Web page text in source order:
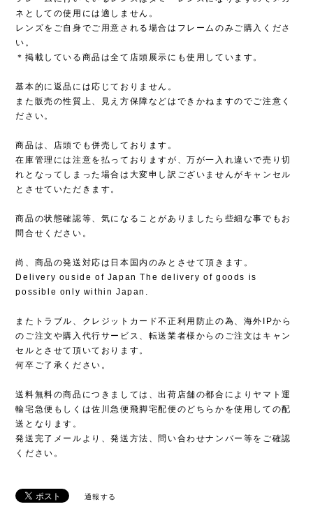
ネとしての使用には適しません。
レンズをご自身でご用意される場合はフレームのみご購入くださ
い。
＊掲載している商品は全て店頭展示にも使用しています。
基本的に返品には応じておりません。
また販売の性質上、見え方保障などはできかねますのでご注意く
ださい。
商品は、店頭でも併売しております。
在庫管理には注意を払っておりますが、万が一入れ違いで売り切
れとなってしまった場合は大変申し訳ございませんがキャンセル
とさせていただきます。
商品の状態確認等、気になることがありましたら些細な事でもお
問合せください。
尚、商品の発送対応は日本国内のみとさせて頂きます。
Delivery ouside of Japan The delivery of goods is
possible only within Japan.
またトラブル、クレジットカード不正利用防止の為、海外IPから
のご注文や購入代行サービス、転送業者様からのご注文はキャン
セルとさせて頂いております。
何卒ご了承ください。
送料無料の商品につきましては、出荷店舗の都合によりヤマト運
輸宅急便もしくは佐川急便飛脚宅配便のどちらかを使用しての配
送となります。
発送完了メールより、発送方法、問い合わせナンバー等をご確認
ください。
通報する